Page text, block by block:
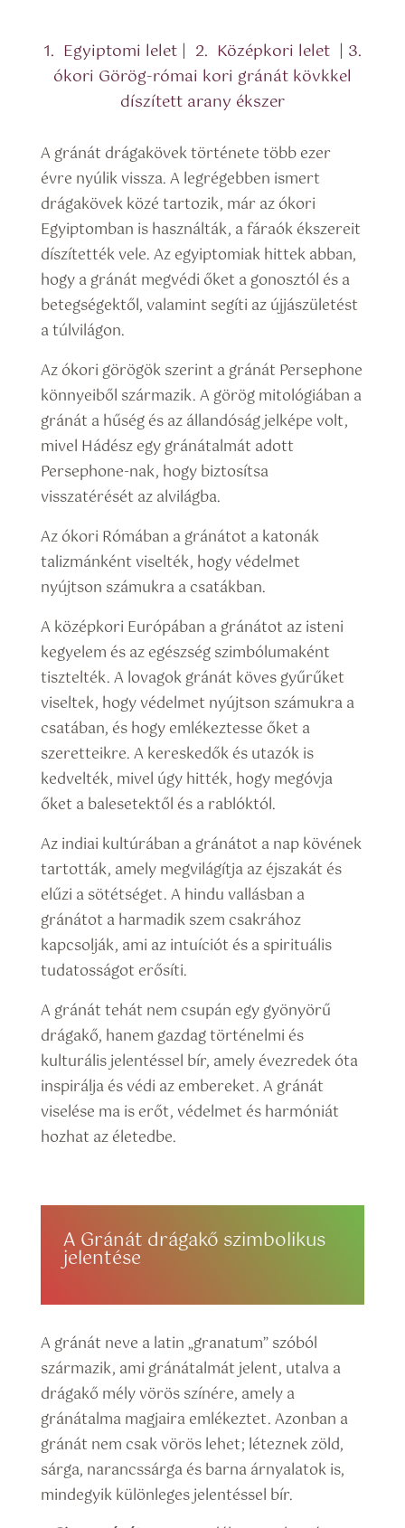
1. Egyiptomi lelet| 2. Középkori lelet| 3.
ókori Görög-római kori gránát kövkkel
díszített arany ékszer
A gránát drágakövek története több ezer
évre nyúlik vissza. A legrégebben ismert
drágakövek közé tartozik, már az ókori
Egyiptomban is használták, a fáraók ékszereit
díszítették vele. Az egyiptomiak hittek abban,
hogy a gránát megvédi őket a gonosztól és a
betegségektől, valamint segíti az újjászületést
a túlvilágon.
Az ókori görögök szerint a gránát Persephone
könnyeiből származik. A görög mitológiában a
gránát a hűség és az állandóság jelképe volt,
mivel Hádész egy gránátalmát adott
Persephone-nak, hogy biztosítsa
visszatérését az alvilágba.
Az ókori Rómában a gránátot a katonák
talizmánként viselték, hogy védelmet
nyújtson számukra a csatákban.
A középkori Európában a gránátot az isteni
kegyelem és az egészség szimbólumaként
tisztelték. A lovagok gránát köves gyűrűket
viseltek, hogy védelmet nyújtson számukra a
csatában, és hogy emlékeztesse őket a
szeretteikre. A kereskedők és utazók is
kedvelték, mivel úgy hitték, hogy megóvja
őket a balesetektől és a rablóktól.
Az indiai kultúrában a gránátot a nap kövének
tartották, amely megvilágítja az éjszakát és
elűzi a sötétséget. A hindu vallásban a
gránátot a harmadik szem csakrához
kapcsolják, ami az intuíciót és a spirituális
tudatosságot erősíti.
A gránát tehát nem csupán egy gyönyörű
drágakő, hanem gazdag történelmi és
kulturális jelentéssel bír, amely évezredek óta
inspirálja és védi az embereket. A gránát
viselése ma is erőt, védelmet és harmóniát
hozhat az életedbe.
A Gránát drágakő szimbolikus
jelentése
A gránát neve a latin „granatum” szóból
származik, ami gránátalmát jelent, utalva a
drágakő mély vörös színére, amely a
gránátalma magjaira emlékeztet. Azonban a
gránát nem csak vörös lehet; léteznek zöld,
sárga, narancssárga és barna árnyalatok is,
mindegyik különleges jelentéssel bír.